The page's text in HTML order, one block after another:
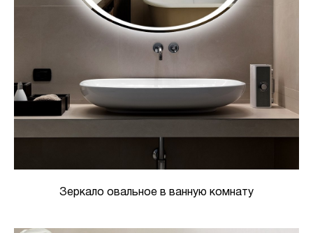
Зеркало овальное в ванную комнату